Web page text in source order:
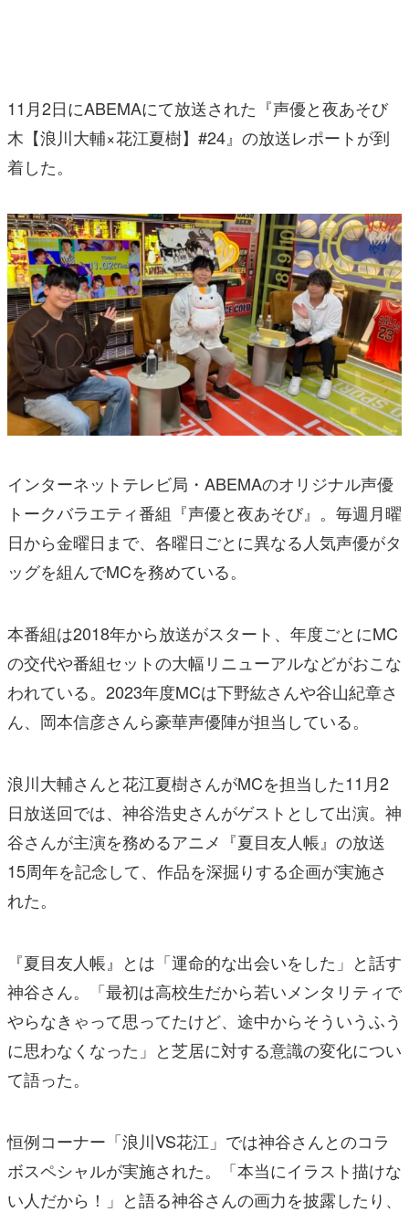
11月2日にABEMAにて放送された『声優と夜あそび
木【浪川大輔×花江夏樹】#24』の放送レポートが到
着した。
インターネットテレビ局・ABEMAのオリジナル声優
トークバラエティ番組『声優と夜あそび』。毎週月曜
日から金曜日まで、各曜日ごとに異なる人気声優がタ
ッグを組んでMCを務めている。
本番組は2018年から放送がスタート、年度ごとにMC
の交代や番組セットの大幅リニューアルなどがおこな
われている。2023年度MCは下野紘さんや谷山紀章さ
ん、岡本信彦さんら豪華声優陣が担当している。
浪川大輔さんと花江夏樹さんがMCを担当した11月2
日放送回では、神谷浩史さんがゲストとして出演。神
谷さんが主演を務めるアニメ『夏目友人帳』の放送
15周年を記念して、作品を深掘りする企画が実施さ
れた。
『夏目友人帳』とは「運命的な出会いをした」と話す
神谷さん。「最初は高校生だから若いメンタリティで
やらなきゃって思ってたけど、途中からそういうふう
に思わなくなった」と芝居に対する意識の変化につい
て語った。
恒例コーナー「浪川VS花江」では神谷さんとのコラ
ボスペシャルが実施された。「本当にイラスト描けな
い人だから！」と語る神谷さんの画力を披露したり、